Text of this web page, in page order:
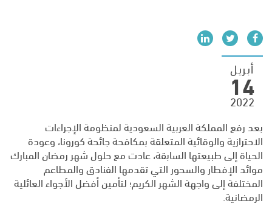
Socialأبريل
14
2022
بعد رفع المملكة العربية السعودية لمنظومة الإجراءات
الاحترازية والوقائية المتعلقة بمكافحة جائحة كورونا، وعودة
الحياة إلى طبيعتها السابقة، عادت مع حلول شهر رمضان المبارك
موائد الإفطار والسحور التي تقدمها الفنادق والمطاعم
المختلفة إلى واجهة الشهر الكريم؛ لتأمين أفضل الأجواء العائلية
الرمضانية.